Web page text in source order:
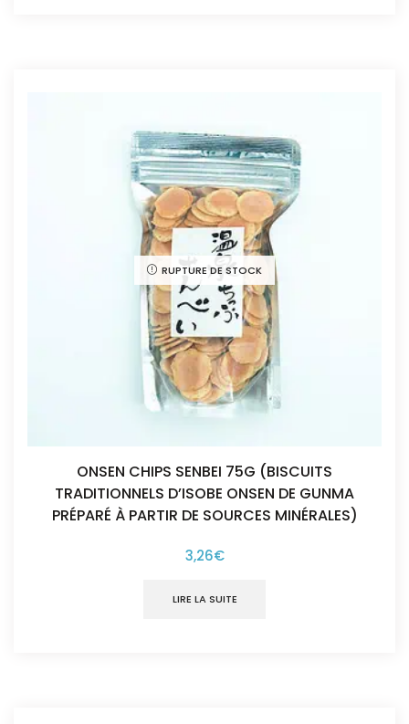
la
page
de
produit
RUPTURE DE STOCK
ONSEN CHIPS SENBEI 75G (BISCUITS
TRADITIONNELS D’ISOBE ONSEN DE GUNMA
PRÉPARÉ À PARTIR DE SOURCES MINÉRALES)
3,26€
LIRE LA SUITE